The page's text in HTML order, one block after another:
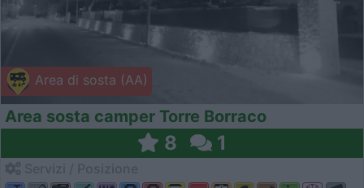
Area di sosta (AA)
Area sosta camper Torre Borraco
8 1